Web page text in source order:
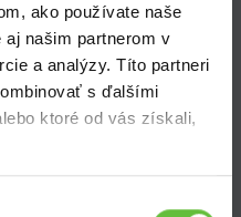
ako používate naše
našim partnerom v
a analýzy. Títo partneri
s ďalšími
ktoré od vás získali,
funguje?
Susedom?
otázky